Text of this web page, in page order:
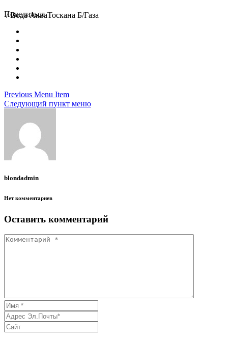
/Вода АкваТоскана Б/Газа
Поделиться
Previous Menu Item
Следующий пункт меню
blondadmin
Нет комментариев
Оставить комментарий